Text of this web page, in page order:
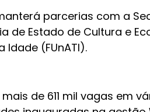
parcerias com a
de Estado de Cultura e
Idade (FUnATI).
de 611 mil vagas em